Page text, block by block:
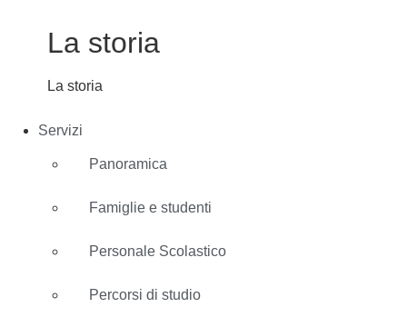
La storia
La storia
Servizi
Panoramica
Famiglie e studenti
Personale Scolastico
Percorsi di studio